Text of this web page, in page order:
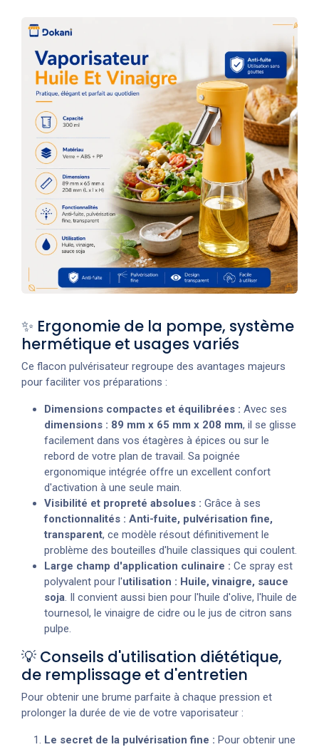
✨ Ergonomie de la pompe, système
hermétique et usages variés
Ce flacon pulvérisateur regroupe des avantages majeurs
pour faciliter vos préparations :
Dimensions compactes et équilibrées : Avec ses
dimensions : 89 mm x 65 mm x 208 mm, il se glisse
facilement dans vos étagères à épices ou sur le
rebord de votre plan de travail. Sa poignée
ergonomique intégrée offre un excellent confort
d'activation à une seule main.
Visibilité et propreté absolues : Grâce à ses
fonctionnalités : Anti-fuite, pulvérisation fine,
transparent, ce modèle résout définitivement le
problème des bouteilles d'huile classiques qui coulent.
Large champ d'application culinaire : Ce spray est
polyvalent pour l'utilisation : Huile, vinaigre, sauce
soja. Il convient aussi bien pour l'huile d'olive, l'huile de
tournesol, le vinaigre de cidre ou le jus de citron sans
pulpe.
💡 Conseils d'utilisation diététique,
de remplissage et d'entretien
Pour obtenir une brume parfaite à chaque pression et
prolonger la durée de vie de votre vaporisateur :
Le secret de la pulvérisation fine : Pour obtenir une